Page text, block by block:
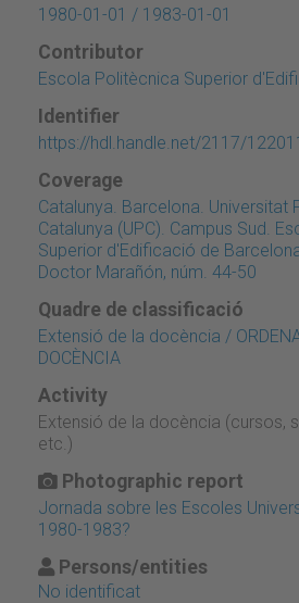
1980-01-01 / 1983-01-01
Contributor
Escola Politècnica Superior
Identifier
https://hdl.handle.net/2117/
Coverage
Catalunya. Barcelona. Universitat
Catalunya (UPC). Campus Sud.
Superior d'Edificació de
Doctor Marañón, núm. 44-50
Quadre de classificació
Extensió de la docència /
DOCÈNCIA
Activity
Extensió de la docència (cursos,
etc.)
Photographic report
Jornada sobre les Escoles
1980-1983?
Persons/entities
No identificat